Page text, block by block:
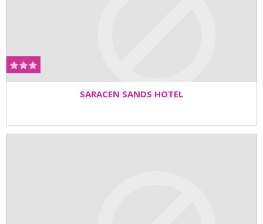
SARACEN SANDS HOTEL